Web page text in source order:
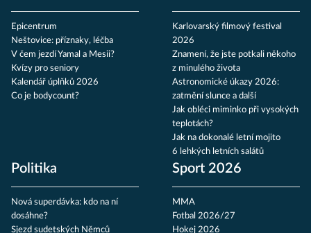
Epicentrum
Neštovice: příznaky, léčba
V čem jezdí Yamal a Mesii?
Kvízy pro seniory
Kalendář úplňků 2026
Co je bodycount?
Karlovarský filmový festival
2026
Znamení, že jste potkali někoho
z minulého života
Astronomické úkazy 2026:
zatmění slunce a další
Jak obléci miminko při vysokých
teplotách?
Jak na dokonalé letní mojito
6 lehkých letních salátů
Politika
Nová superdávka: kdo na ní
dosáhne?
Sjezd sudetských Němců
Sport 2026
MMA
Fotbal 2026/27
Hokej 2026